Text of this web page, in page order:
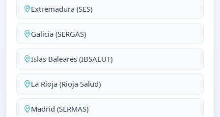
Extremadura (SES)
Galicia (SERGAS)
Islas Baleares (IBSALUT)
La Rioja (Rioja Salud)
Madrid (SERMAS)